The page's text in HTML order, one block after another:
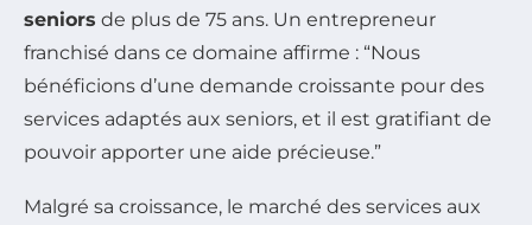
seniors de plus de 75 ans. Un entrepreneur
franchisé dans ce domaine affirme : “Nous
bénéficions d’une demande croissante pour des
services adaptés aux seniors, et il est gratifiant de
pouvoir apporter une aide précieuse.”
Malgré sa croissance, le marché des services aux